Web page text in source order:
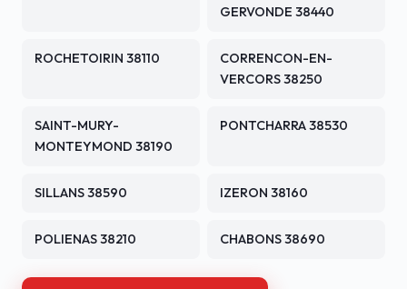
GERVONDE 38440
ROCHETOIRIN 38110
CORRENCON-EN-
VERCORS 38250
SAINT-MURY-
MONTEYMOND 38190
PONTCHARRA 38530
SILLANS 38590 IZERON 38160
POLIENAS 38210 CHABONS 38690